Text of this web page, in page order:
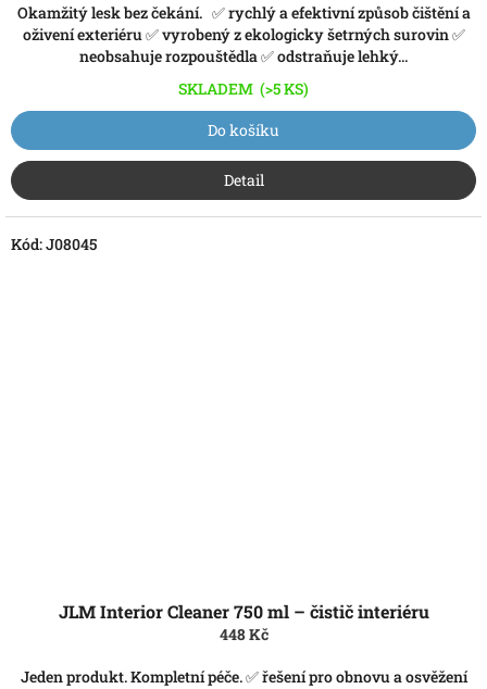
Okamžitý lesk bez čekání. ✅ rychlý a efektivní způsob čištění a
oživení exteriéru ✅ vyrobený z ekologicky šetrných surovin ✅
neobsahuje rozpouštědla ✅ odstraňuje lehký...
SKLADEM (>5 KS)
Do košíku
Detail
JLM Interior Cleaner 750 ml – čistič interiéru
448 Kč
Jeden produkt. Kompletní péče. ✅ řešení pro obnovu a osvěžení
Kód:J08045